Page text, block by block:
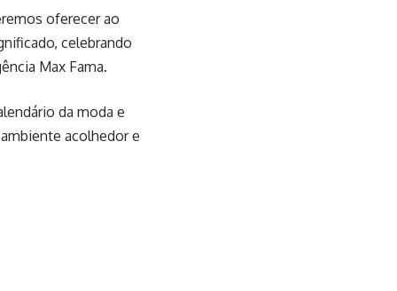
oferecer ao
celebrando
Max Fama.
da moda e
acolhedor e